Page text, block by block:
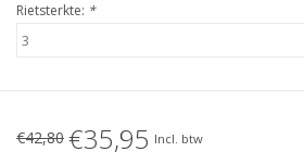
Rietsterkte: *
€42,80 €35,95 Incl. btw